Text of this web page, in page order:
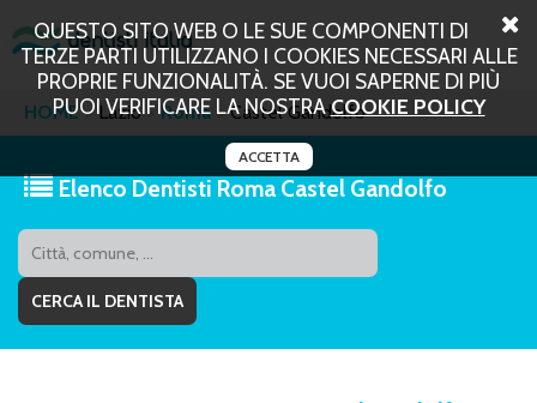
QUESTO SITO WEB O LE SUE COMPONENTI DI
TERZE PARTI UTILIZZANO I COOKIES NECESSARI ALLE
PROPRIE FUNZIONALITÀ. SE VUOI SAPERNE DI PIÙ
PUOI VERIFICARE LA NOSTRACOOKIE POLICY
ACCETTA
HOME Lazio Roma Castel Gandolfo
Elenco Dentisti Roma Castel Gandolfo